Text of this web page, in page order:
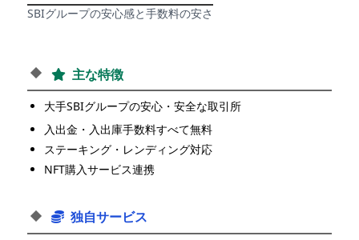
SBIグループの安心感と手数料の安さ
主な特徴
大手SBIグループの安心・安全な取引所
入出金・入出庫手数料すべて無料
ステーキング・レンディング対応
NFT購入サービス連携
独自サービス